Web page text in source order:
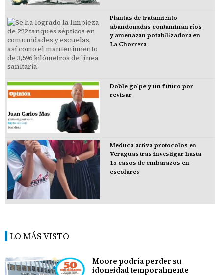
Plantas de tratamiento
abandonadas contaminan ríos
y amenazan potabilizadora en
La Chorrera
Doble golpe y un futuro por
revisar
Meduca activa protocolos en
Veraguas tras investigar hasta
15 casos de embarazos en
escolares
LO MÁS VISTO
Moore podría perder su
idoneidad temporalmente